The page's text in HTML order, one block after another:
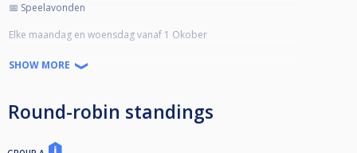
📅 Speelavonden
Elke maandag en woensdag vanaf 1 Okober
Start: 19:15 uur (loting en direct starten)
Anders: uitsluiting van deelname
SHOW MORE
Round-robin standings